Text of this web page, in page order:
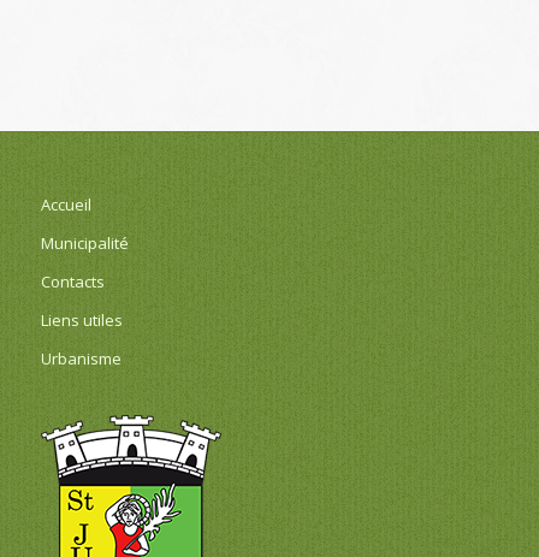
Accueil
Municipalité
Contacts
Liens utiles
Urbanisme